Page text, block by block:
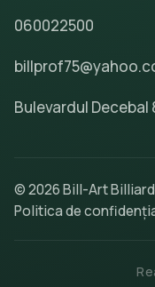
060022500
Bulevardul
© 2026 Bill-Art
Politica de